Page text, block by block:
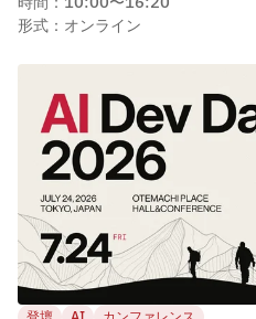
形式：オンライン